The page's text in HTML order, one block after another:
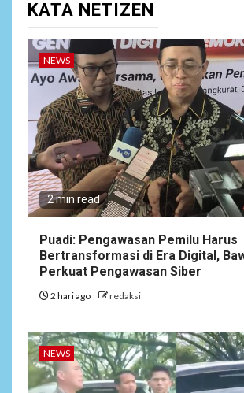
Presiden Tetap
Kewenangan
4 NEWS
Target Pemutihan
Kendaraan Meleset,
Program Unggulan
Banten Dinilai Abal-
5
ARTIKEL
Satgas Pamtas
Napua Laksanakan
Tenaga Pendidik di
SD Negeri Gunung
KATA NETIZEN
NEWS
2 min read
Puadi: Pengawasan Pemilu Harus
Bertransformasi di Era Digital,
Perkuat Pengawasan Siber
2 hari ago redaksi
NEWS